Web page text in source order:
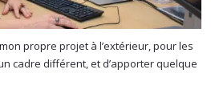
propre projet à l’extérieur, pour les
cadre différent, et d’apporter quelque